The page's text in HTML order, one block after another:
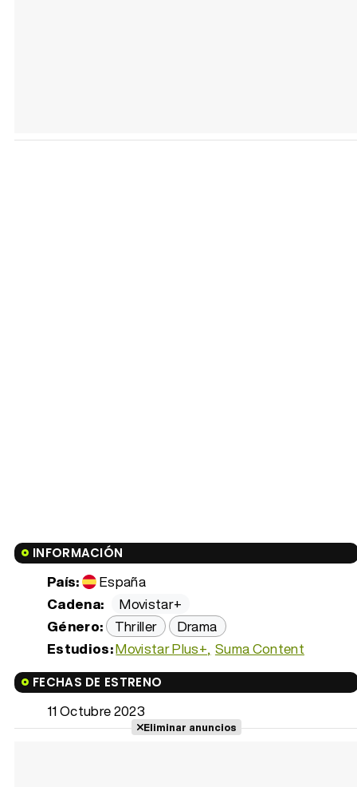
INFORMACIÓN
País:
España
Cadena:
Movistar+
Género:
Thriller
Drama
Estudios:Movistar Plus+ Suma Content
FECHAS DE ESTRENO
11 Octubre 2023
Eliminar anuncios